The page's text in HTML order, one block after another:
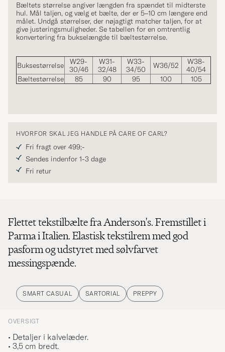
Bæltets størrelse angiver længden fra spændet til midterste
hul. Mål taljen, og vælg et bælte, der er 5–10 cm længere end
målet. Undgå størrelser, der nøjagtigt matcher taljen, for at
give justeringsmuligheder. Se tabellen for en omtrentlig
konvertering fra bukselængde til bæltestørrelse.
Buksestørrelse
W29-
30/46
W31-
32/48
W33-
34/50
W36/52
W38-
40/54
Bæltestørrelse
85 90 95 100 105
HVORFOR SKAL JEG HANDLE PÅ CARE OF CARL?
Fri fragt over 499;-
Sendes indenfor 1-3 dage
Fri retur
Flettet tekstilbælte fra Anderson's. Fremstillet i
Parma i Italien. Elastisk tekstilrem med god
pasform og udstyret med sølvfarvet
messingspænde.
SMART CASUAL SARTORIAL PREPPY
OVERSIGT
• Detaljer i kalvelæder.
• 3,5 cm bredt.